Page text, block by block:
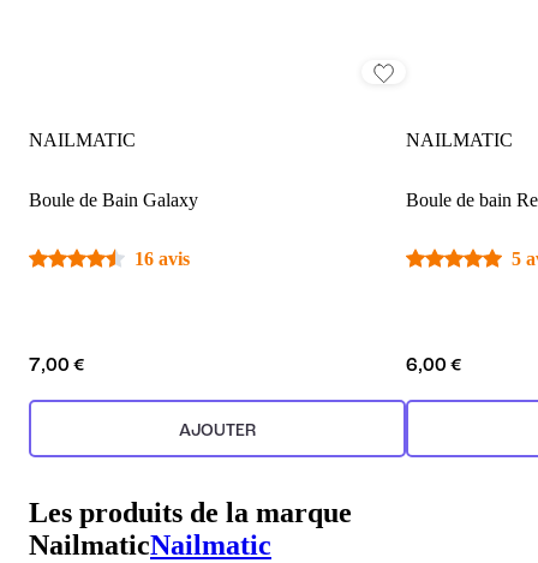
NAILMATIC
Boule de Bain Galaxy
16 avis
7,00 €
AJOUTER
NAILMATIC
Boule de bain
5
6,00 €
Les produits de la marque
NailmaticNailmatic